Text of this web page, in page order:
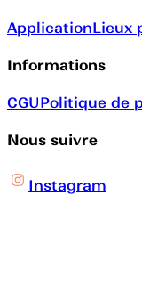
ApplicationLieux
Informations
CGUPolitique de
Nous suivre
Instagram